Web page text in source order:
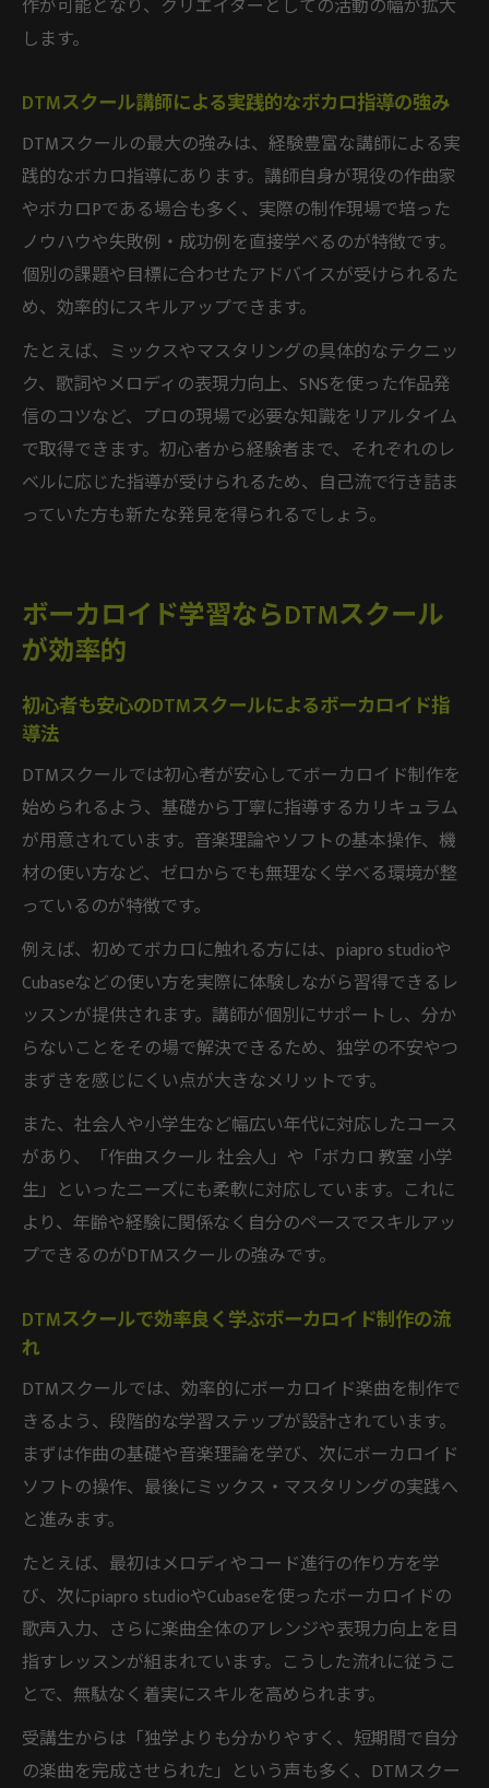
上達術
作が可能となり、クリエイターとしての活動の幅が拡大
します。
DTMスクール講師による実践的なボカロ指導の強み
DTMスクールの最大の強みは、経験豊富な講師による実
践的なボカロ指導にあります。講師自身が現役の作曲家
やボカロPである場合も多く、実際の制作現場で培った
ノウハウや失敗例・成功例を直接学べるのが特徴です。
個別の課題や目標に合わせたアドバイスが受けられるた
め、効率的にスキルアップできます。
たとえば、ミックスやマスタリングの具体的なテクニッ
ク、歌詞やメロディの表現力向上、SNSを使った作品発
信のコツなど、プロの現場で必要な知識をリアルタイム
で取得できます。初心者から経験者まで、それぞれのレ
ベルに応じた指導が受けられるため、自己流で行き詰ま
っていた方も新たな発見を得られるでしょう。
ボーカロイド学習ならDTMスクール
が効率的
初心者も安心のDTMスクールによるボーカロイド指
導法
DTMスクールでは初心者が安心してボーカロイド制作を
始められるよう、基礎から丁寧に指導するカリキュラム
が用意されています。音楽理論やソフトの基本操作、機
材の使い方など、ゼロからでも無理なく学べる環境が整
っているのが特徴です。
例えば、初めてボカロに触れる方には、piapro studioや
Cubaseなどの使い方を実際に体験しながら習得できるレ
ッスンが提供されます。講師が個別にサポートし、分か
らないことをその場で解決できるため、独学の不安やつ
まずきを感じにくい点が大きなメリットです。
また、社会人や小学生など幅広い年代に対応したコース
があり、「作曲スクール 社会人」や「ボカロ 教室 小学
生」といったニーズにも柔軟に対応しています。これに
より、年齢や経験に関係なく自分のペースでスキルアッ
プできるのがDTMスクールの強みです。
DTMスクールで効率良く学ぶボーカロイド制作の流
れ
DTMスクールでは、効率的にボーカロイド楽曲を制作で
きるよう、段階的な学習ステップが設計されています。
まずは作曲の基礎や音楽理論を学び、次にボーカロイド
ソフトの操作、最後にミックス・マスタリングの実践へ
と進みます。
たとえば、最初はメロディやコード進行の作り方を学
び、次にpiapro studioやCubaseを使ったボーカロイドの
歌声入力、さらに楽曲全体のアレンジや表現力向上を目
指すレッスンが組まれています。こうした流れに従うこ
とで、無駄なく着実にスキルを高められます。
受講生からは「独学よりも分かりやすく、短期間で自分
の楽曲を完成させられた」という声も多く、DTMスクー